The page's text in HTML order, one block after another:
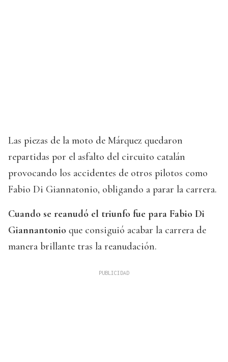
Las piezas de la moto de Márquez quedaron
repartidas por el asfalto del circuito catalán
provocando los accidentes de otros pilotos como
Fabio Di Giannatonio, obligando a parar la carrera.
Cuando se reanudó el triunfo fue para Fabio Di
Giannantonio que consiguió acabar la carrera de
manera brillante tras la reanudación.